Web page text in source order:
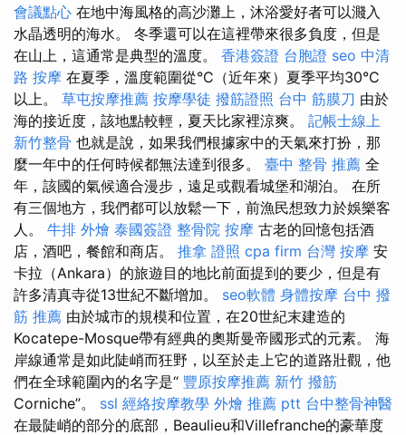
會議點心 在地中海風格的高沙灘上，沐浴愛好者可以濺入
水晶透明的海水。 冬季還可以在這裡帶來很多負度，但是
在山上，這通常是典型的溫度。 香港簽證 台胞證 seo 中清
路 按摩 在夏季，溫度範圍從°C（近年來）夏季平均30°C
以上。 草屯按摩推薦 按摩學徒 撥筋證照 台中 筋膜刀 由於
海的接近度，該地點較輕，夏天比家裡涼爽。 記帳士線上
新竹整骨 也就是說，如果我們根據家中的天氣來打扮，那
麼一年中的任何時候都無法達到很多。 臺中 整骨 推薦 全
年，該國的氣候適合漫步，遠足或觀看城堡和湖泊。 在所
有三個地方，我們都可以放鬆一下，前漁民想致力於娛樂客
人。 牛排 外燴 泰國簽證 整骨院 按摩 古老的回憶包括酒
店，酒吧，餐館和商店。 推拿 證照 cpa firm 台灣 按摩 安
卡拉（Ankara）的旅遊目的地比前面提到的要少，但是有
許多清真寺從13世紀不斷增加。 seo軟體 身體按摩 台中 撥
筋 推薦 由於城市的規模和位置，在20世紀末建造的
Kocatepe-Mosque帶有經典的奧斯曼帝國形式的元素。 海
岸線通常是如此陡峭而狂野，以至於走上它的道路壯觀，他
們在全球範圍內的名字是“ 豐原按摩推薦 新竹 撥筋
Corniche”。 ssl 經絡按摩教學 外燴 推薦 ptt 台中整骨神醫
在最陡峭的部分的底部，Beaulieu和Villefranche的豪華度